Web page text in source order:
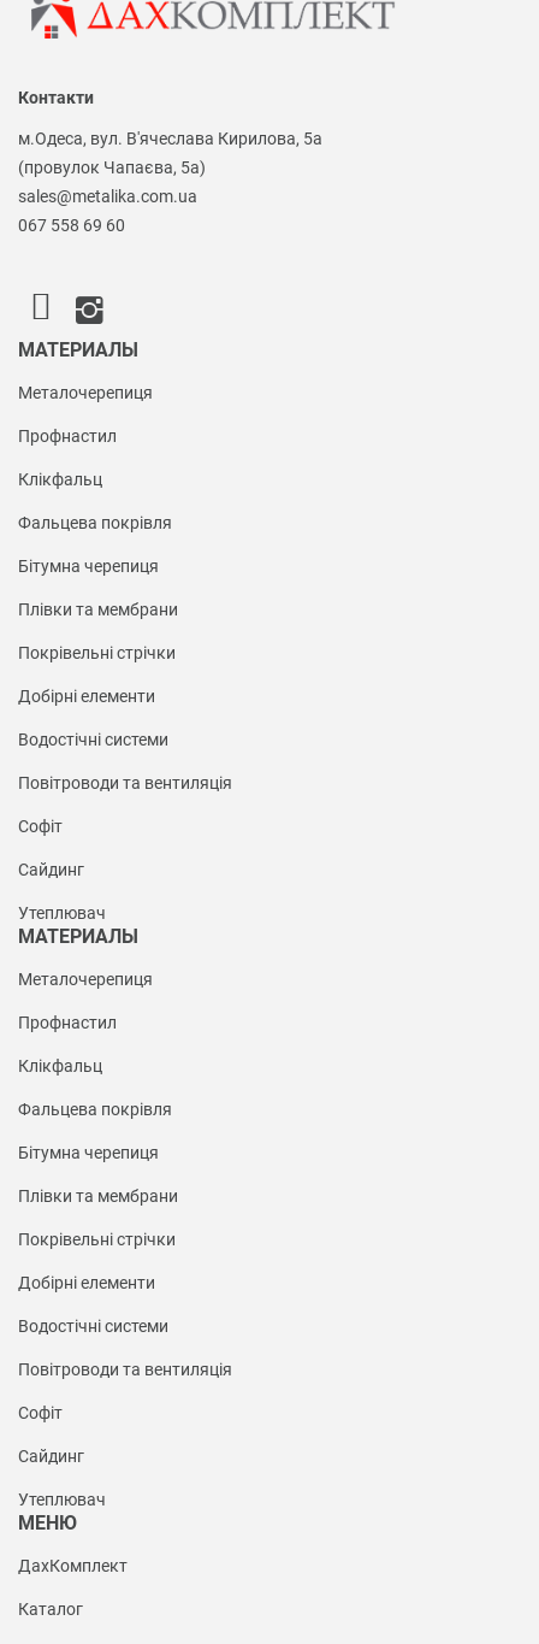
Контакти
м.Одеса, вул. В'ячеслава Кирилова, 5а
(провулок Чапаєва, 5а)
sales@metalika.com.ua
067 558 69 60
МАТЕРИАЛЫ
Металочерепиця
Профнастил
Клікфальц
Фальцева покрівля
Бітумна черепиця
Плівки та мембрани
Покрівельні стрічки
Добірні елементи
Водостічні системи
Повітроводи та вентиляція
Софіт
Сайдинг
Утеплювач
МАТЕРИАЛЫ
Металочерепиця
Профнастил
Клікфальц
Фальцева покрівля
Бітумна черепиця
Плівки та мембрани
Покрівельні стрічки
Добірні елементи
Водостічні системи
Повітроводи та вентиляція
Софіт
Сайдинг
Утеплювач
МЕНЮ
ДахКомплект
Каталог